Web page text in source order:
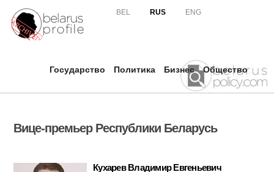
BEL RUS ENG
Государство Политика Бизнес Общество
Вице-премьер Республики Беларусь
Кухарев Владимир Евгеньевич